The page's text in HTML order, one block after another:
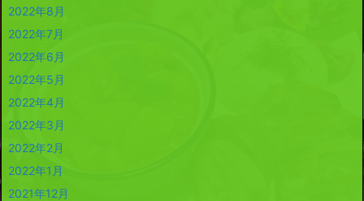
2022年8月
2022年7月
2022年6月
2022年5月
2022年4月
2022年3月
2022年2月
2022年1月
2021年12月